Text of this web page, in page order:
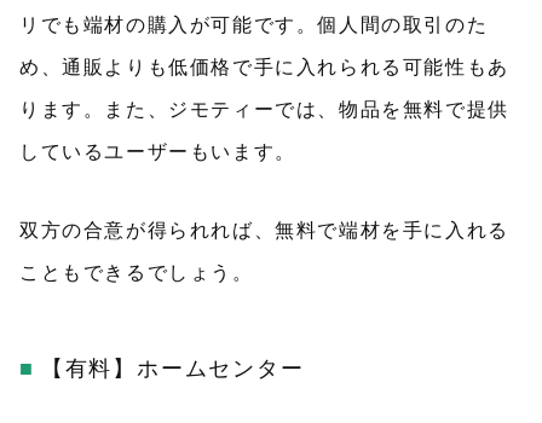
リでも端材の購入が可能です。個人間の取引のた
め、通販よりも低価格で手に入れられる可能性もあ
ります。また、ジモティーでは、物品を無料で提供
しているユーザーもいます。
双方の合意が得られれば、無料で端材を手に入れる
こともできるでしょう。
【有料】ホームセンター